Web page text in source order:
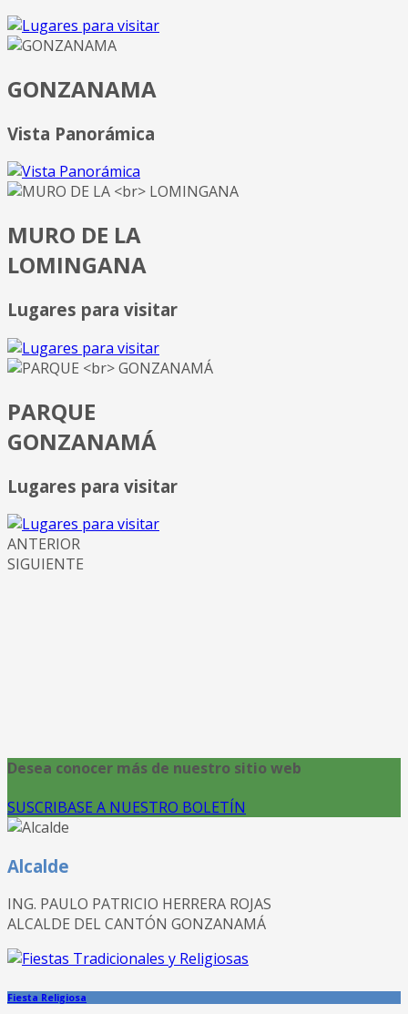
GONZANAMA
Vista Panorámica
MURO DE LA
LOMINGANA
Lugares para visitar
PARQUE
GONZANAMÁ
Lugares para visitar
ANTERIOR
SIGUIENTE
Desea conocer más de nuestro sitio web
SUSCRIBASE A NUESTRO BOLETÍN
Alcalde
ING. PAULO PATRICIO HERRERA ROJAS
ALCALDE DEL CANTÓN GONZANAMÁ
Fiesta Religiosa